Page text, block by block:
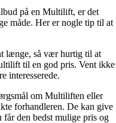
på en Multilift, er det
måde. Her er nogle tip til at
længe, så vær hurtig til at
til en god pris. Vent ikke
interesserede.
om Multiliften eller
forhandleren. De kan give
den bedst mulige pris og